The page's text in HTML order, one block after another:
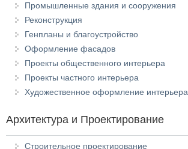
Промышленные здания и сооружения
Реконструкция
Генпланы и благоустройство
Оформление фасадов
Проекты общественного интерьера
Проекты частного интерьера
Художественное оформление интерьера
Архитектура и Проектирование
Строительное проектирование